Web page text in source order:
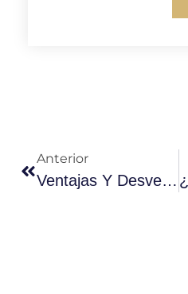
Anterior
Ventajas Y Desventajas De Los Sistemas Solares Montados En Suelo